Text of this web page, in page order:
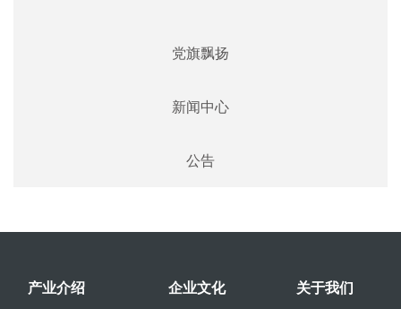
党旗飘扬
新闻中心
公告
产业介绍 企业文化 关于我们